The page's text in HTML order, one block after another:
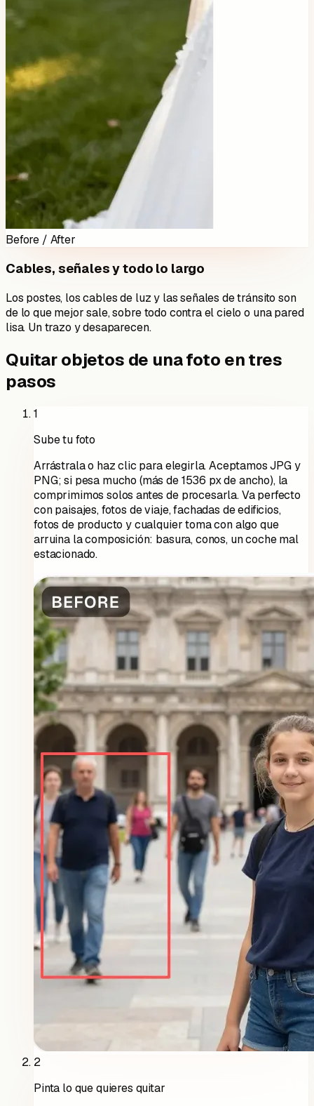
Before / After
Cables, señales y todo lo largo
Los postes, los cables de luz y las señales de tránsito son
de lo que mejor sale, sobre todo contra el cielo o una pared
lisa. Un trazo y desaparecen.
Quitar objetos de una foto en tres
pasos
1
Sube tu foto
Arrástrala o haz clic para elegirla. Aceptamos JPG y
PNG; si pesa mucho (más de 1536 px de ancho), la
comprimimos solos antes de procesarla. Va perfecto
con paisajes, fotos de viaje, fachadas de edificios,
fotos de producto y cualquier toma con algo que
arruina la composición: basura, conos, un coche mal
estacionado.
2
Pinta lo que quieres quitar